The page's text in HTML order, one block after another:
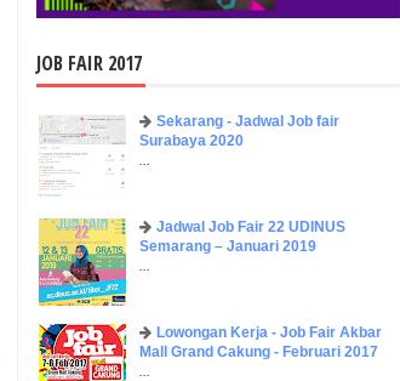
JOB FAIR 2017
Sekarang - Jadwal Job fair
Surabaya 2020
...
Jadwal Job Fair 22 UDINUS
Semarang – Januari 2019
...
Lowongan Kerja - Job Fair ​Akbar ​
Mall Grand Cakung - Februari 2017
...